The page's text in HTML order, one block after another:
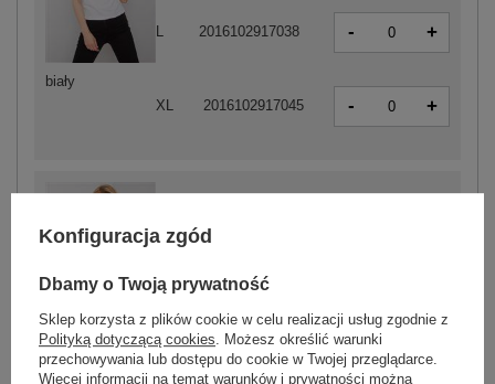
biały
L 2016102917038 - +
XL 2016102917045 - +
czarny
Konfiguracja zgód
Dbamy o Twoją prywatność
Sklep korzysta z plików cookie w celu realizacji usług zgodnie z
Polityką dotyczącą cookies . Możesz określić warunki
przechowywania lub dostępu do cookie w Twojej przeglądarce.
Więcej informacji na temat warunków i prywatności można